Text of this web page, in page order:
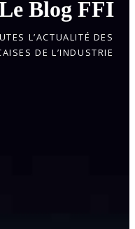
Blog FFI
L’ACTUALITÉ DES
DE L’INDUSTRIE